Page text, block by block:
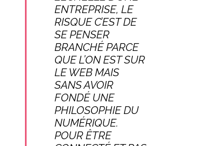
ENTREPRISE, LE
RISQUE C’EST DE
SE PENSER
BRANCHÉ PARCE
QUE L’ON EST SUR
LE WEB MAIS
SANS AVOIR
FONDÉ UNE
PHILOSOPHIE DU
NUMÉRIQUE.
POUR ÊTRE